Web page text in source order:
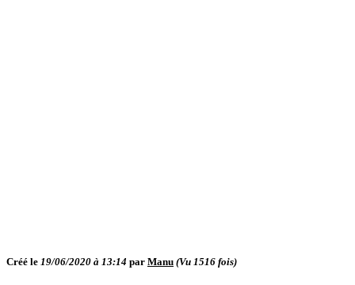
Créé le 19/06/2020 à 13:14 par Manu (Vu 1516 fois)